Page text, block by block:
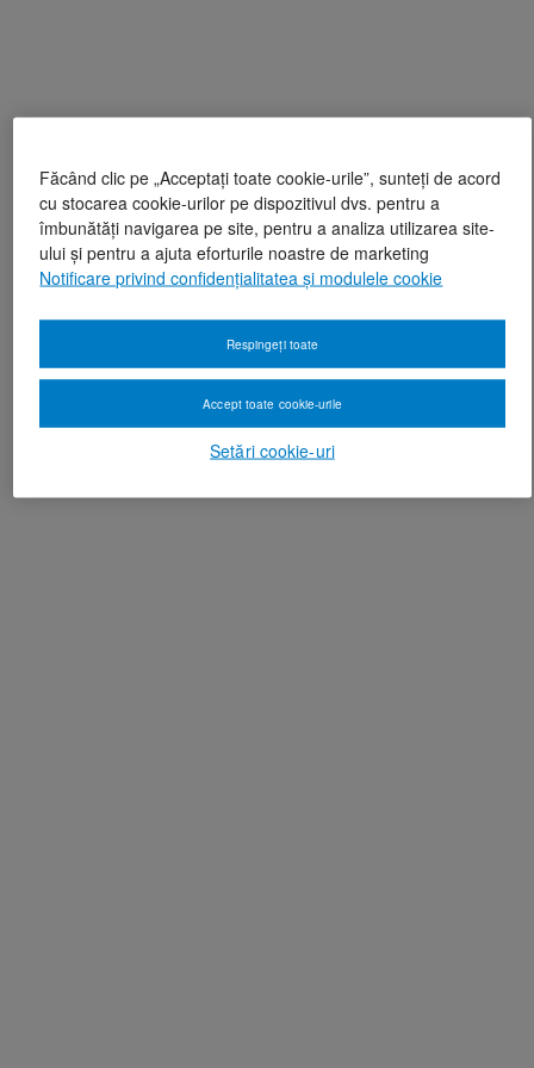
Făcând clic pe „Acceptați toate cookie-urile”, sunteți de acord
cu stocarea cookie-urilor pe dispozitivul dvs. pentru a
îmbunătăți navigarea pe site, pentru a analiza utilizarea site-
ului și pentru a ajuta eforturile noastre de marketing
Notificare privind confidențialitatea și modulele cookie
Setări cookie-uri
Respingeți toate
Accept toate cookie-urile